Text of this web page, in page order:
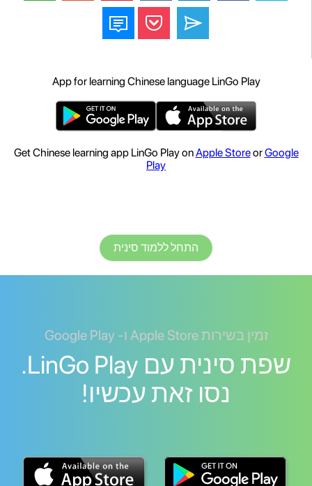
App for learning Chinese language LinGo Play
Get Chinese learning app LinGo Play onApple StoreorGoogle
Play
התחל ללמוד סינית
זמין בשירות Apple Store ו- Google Play
שפת סינית עם LinGo Play.
נסו זאת עכשיו!